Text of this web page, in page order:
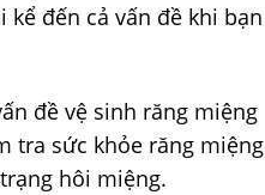
đến cả vấn đề khi bạn
đề vệ sinh răng miệng
tra sức khỏe răng miệng
hôi miệng.